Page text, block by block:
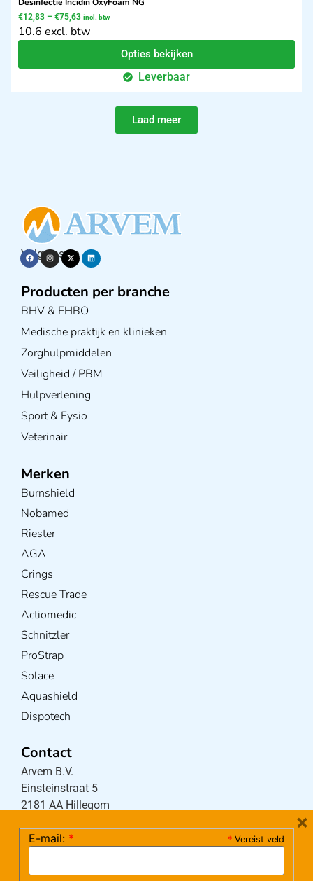
€12,83 – €75,63 incl. btw
10.6 excl. btw
Opties bekijken
Leverbaar
Laad meer
Volg ons op
Producten per branche
BHV & EHBO
Medische praktijk en klinieken
Zorghulpmiddelen
Veiligheid / PBM
Hulpverlening
Sport & Fysio
Veterinair
Merken
Burnshield
Nobamed
Riester
AGA
Crings
Rescue Trade
Actiomedic
Schnitzler
ProStrap
Solace
Aquashield
Dispotech
Contact
Arvem B.V.
Einsteinstraat 5
2181 AA Hillegom
(maandag – donderdag 08:30-17:15 uur / vrijdag
* Vereist veld
E-mail: *
×